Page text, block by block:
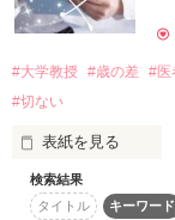
※この話に登場す
みさき ゆな様
素敵なレビューを
完結: 2015年8月
怖い上司に出会っ
彼には、魔法のよ
無気力OL＆主人公
二階堂結衣（22歳）
Χ
義足の鬼課長。
日向亮平（38歳）
#大学教授 #歳の差 #医
#切ない
表紙を見る
♡ﾟ･｡｡･ﾟ♡ﾟ･｡｡･ﾟ♡
検索結果
タイトル
キーワード